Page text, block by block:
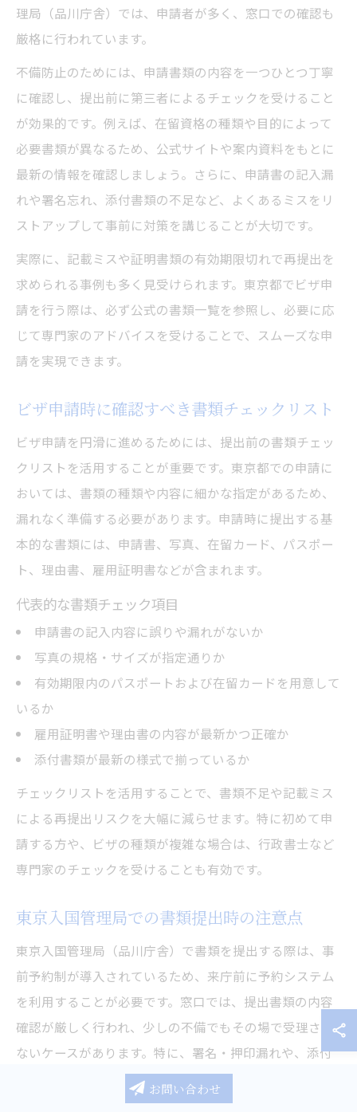
理局（品川庁舎）では、申請者が多く、窓口での確認も
厳格に行われています。
不備防止のためには、申請書類の内容を一つひとつ丁寧
に確認し、提出前に第三者によるチェックを受けること
が効果的です。例えば、在留資格の種類や目的によって
必要書類が異なるため、公式サイトや案内資料をもとに
最新の情報を確認しましょう。さらに、申請書の記入漏
れや署名忘れ、添付書類の不足など、よくあるミスをリ
ストアップして事前に対策を講じることが大切です。
実際に、記載ミスや証明書類の有効期限切れで再提出を
求められる事例も多く見受けられます。東京都でビザ申
請を行う際は、必ず公式の書類一覧を参照し、必要に応
じて専門家のアドバイスを受けることで、スムーズな申
請を実現できます。
ビザ申請時に確認すべき書類チェックリスト
ビザ申請を円滑に進めるためには、提出前の書類チェッ
クリストを活用することが重要です。東京都での申請に
おいては、書類の種類や内容に細かな指定があるため、
漏れなく準備する必要があります。申請時に提出する基
本的な書類には、申請書、写真、在留カード、パスポー
ト、理由書、雇用証明書などが含まれます。
代表的な書類チェック項目
申請書の記入内容に誤りや漏れがないか
写真の規格・サイズが指定通りか
有効期限内のパスポートおよび在留カードを用意して
いるか
雇用証明書や理由書の内容が最新かつ正確か
添付書類が最新の様式で揃っているか
チェックリストを活用することで、書類不足や記載ミス
による再提出リスクを大幅に減らせます。特に初めて申
請する方や、ビザの種類が複雑な場合は、行政書士など
専門家のチェックを受けることも有効です。
東京入国管理局での書類提出時の注意点
東京入国管理局（品川庁舎）で書類を提出する際は、事
前予約制が導入されているため、来庁前に予約システム
を利用することが必要です。窓口では、提出書類の内容
確認が厳しく行われ、少しの不備でもその場で受理され
ないケースがあります。特に、署名・押印漏れや、添付
資料の不足には十分注意しましょう。
お問い合わせ